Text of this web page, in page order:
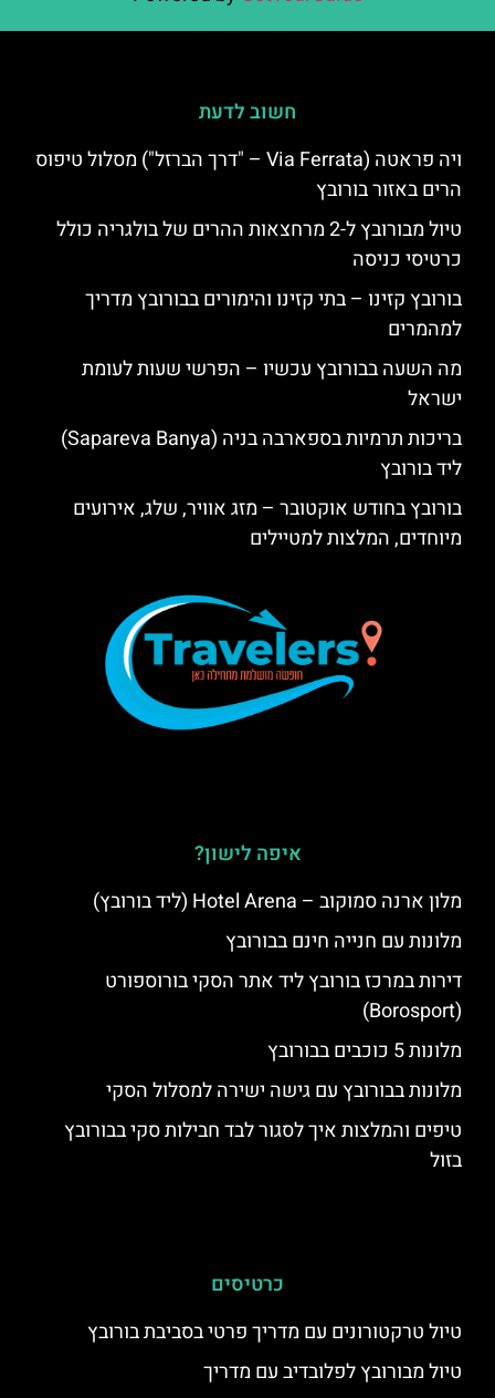
חשוב לדעת
ויה פראטה (Via Ferrata – "דרך הברזל") מסלול טיפוס
הרים באזור בורובץ
טיול מבורובץ ל-2 מרחצאות ההרים של בולגריה כולל
כרטיסי כניסה
בורובץ קזינו – בתי קזינו והימורים בבורובץ מדריך
למהמרים
מה השעה בבורובץ עכשיו – הפרשי שעות לעומת
ישראל
בריכות תרמיות בספארבה בניה (Sapareva Banya)
ליד בורובץ
בורובץ בחודש אוקטובר – מזג אוויר, שלג, אירועים
מיוחדים, המלצות למטיילים
איפה לישון?
מלון ארנה סמוקוב – Hotel Arena (ליד בורובץ)
מלונות עם חנייה חינם בבורובץ
דירות במרכז בורובץ ליד אתר הסקי בורוספורט
(Borosport)
מלונות 5 כוכבים בבורובץ
מלונות בבורובץ עם גישה ישירה למסלול הסקי
טיפים והמלצות איך לסגור לבד חבילות סקי בבורובץ
בזול
כרטיסים
טיול טרקטורונים עם מדריך פרטי בסביבת בורובץ
טיול מבורובץ לפלובדיב עם מדריך